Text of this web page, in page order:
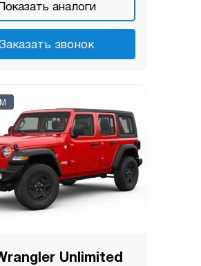
Показать аналоги
звонок
Unlimited